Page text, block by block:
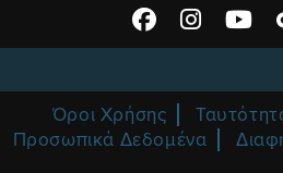
Όροι Χρήσης
Προσωπικά Δεδομένα